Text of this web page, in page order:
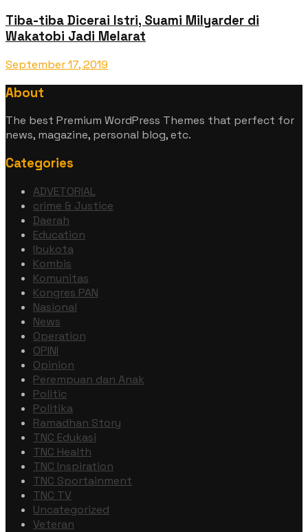
Tiba-tiba Dicerai Istri, Suami Milyarder di
Wakatobi Jadi Melarat
September 17, 2019
About
The best Premium WordPress Themes that perfect for
news, magazine, personal blog, etc.
Categories
ADVETORIAL
crime & Justice
Daerah
Education
Ibukota
Kombis
Komunitas
Kongres PAN
Nasional
News
Operation
OPINI
Opinion
Perempuan dan Anak
Politic
Politika
Ramadhan Story
TNC Edukasi
TNC Health
TNC Inspiration
TNC Sportainment
TNC TV
Uncategorized
Veteran